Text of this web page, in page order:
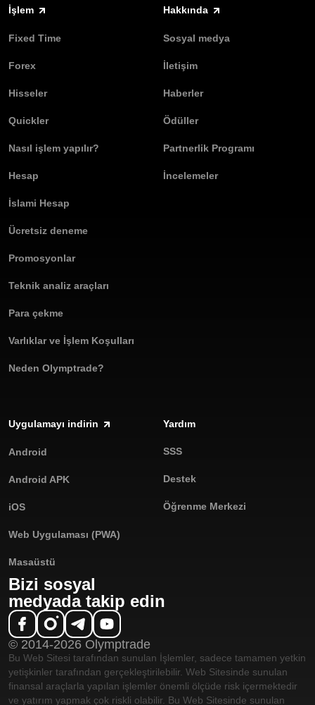
İşlem
Fixed Time
Forex
Hisseler
Quickler
Nasıl işlem yapılır?
Hesap
İslami Hesap
Ücretsiz deneme
Promosyonlar
Teknik analiz araçları
Para çekme
Varlıklar ve İşlem Koşulları
Neden Olymptrade?
Hakkında
Sosyal medya
İletişim
Haberler
Ödüller
Partnerlik Programı
İncelemeler
Uygulamayı indirin
Android
Android APK
iOS
Web Uygulaması (PWA)
Masaüstü
Yardım
SSS
Destek
Öğrenme Merkezi
Bizi sosyal
medyada takip edin
© 2014-2026 Olymptrade
Bu Web Sitesi tarafından sunulan İşlemler, sadece tamamen yetkin
yetişkinler tarafından gerçekleştirilebilir. Web Sitesinde sunulan
finansal araçlarla yapılan işlemler önemli ölçüde risk içermektedir
ve yatırım yapmak çok riskli olabilir. Bu Web Sitesinde sunulan